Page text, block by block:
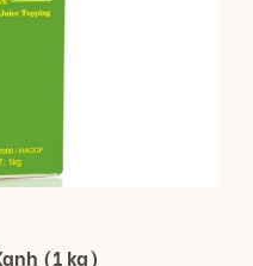
(1 kg)